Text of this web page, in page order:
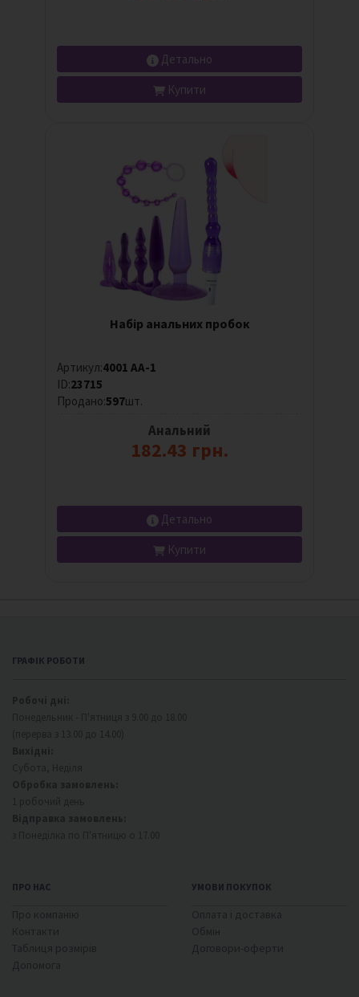
Детально
Купити
Набір анальних пробок
Артикул:4001 AA-1
ID:23715
Продано:597шт.
Анальний
182.43 грн.
Детально
Купити
ГРАФІК РОБОТИ
ПРО НАС УМОВИ ПОКУПОК